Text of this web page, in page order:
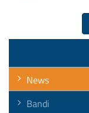
News
Bandi